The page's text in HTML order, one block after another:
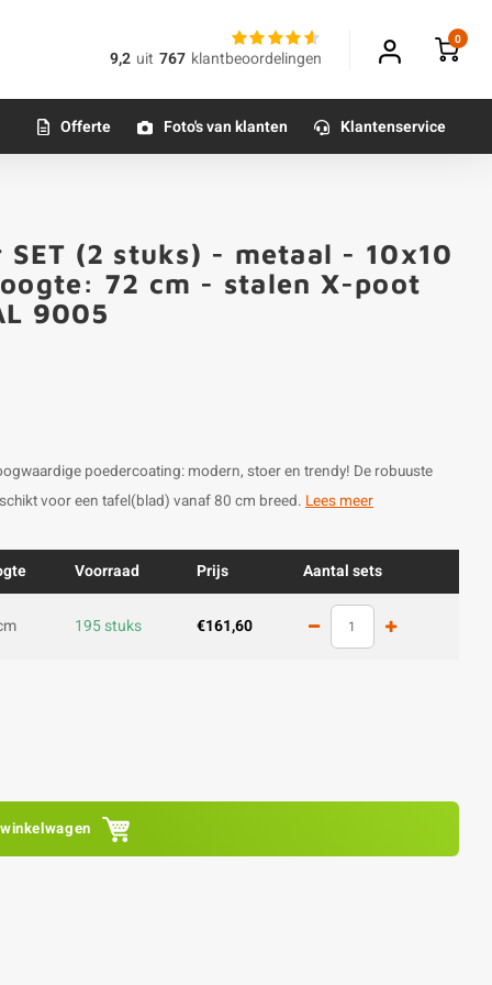
9,2 uit 767 klantbeoordelingen
0
Offerte Foto's van klanten Klantenservice
(2 stuks) - metaal - 10x10
72 cm - stalen X-poot
9005
poedercoating: modern, stoer en trendy! De robuuste
voor een tafel(blad) vanaf 80 cm breed. Lees meer
Voorraad Prijs Aantal sets
195 stuks €161,60